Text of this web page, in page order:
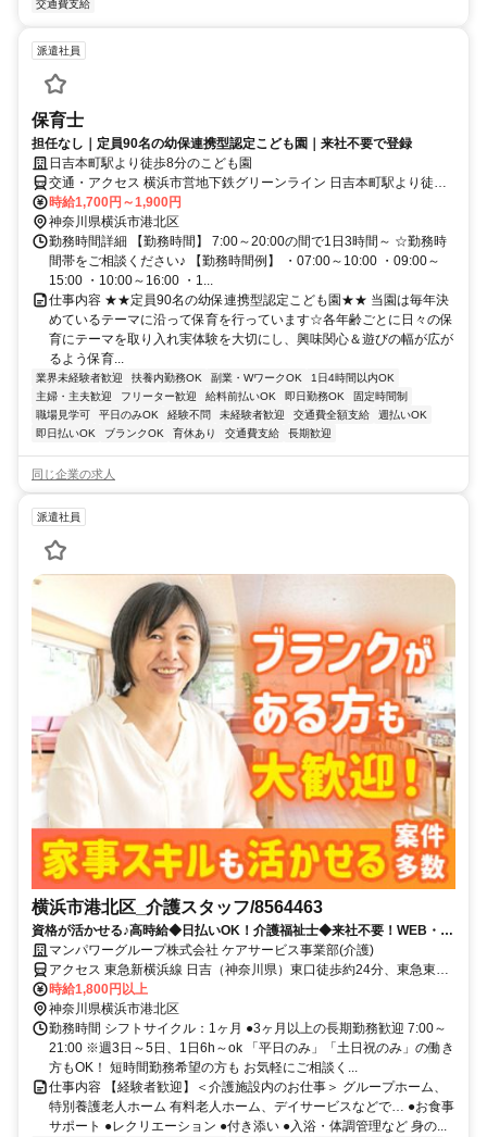
交通費支給
派遣社員
保育士
担任なし｜定員90名の幼保連携型認定こども園｜来社不要で登録
日吉本町駅より徒歩8分のこども園
交通・アクセス 横浜市営地下鉄グリーンライン 日吉本町駅より徒歩8
分
時給1,700円～1,900円
神奈川県横浜市港北区
勤務時間詳細 【勤務時間】 7:00～20:00の間で1日3時間～ ☆勤務時
間帯をご相談ください♪ 【勤務時間例】 ・07:00～10:00 ・09:00～
15:00 ・10:00～16:00 ・1...
仕事内容 ★★定員90名の幼保連携型認定こども園★★ 当園は毎年決
めているテーマに沿って保育を行っています☆各年齢ごとに日々の保
育にテーマを取り入れ実体験を大切にし、興味関心＆遊びの幅が広が
るよう保育...
業界未経験者歓迎 扶養内勤務OK 副業・WワークOK
1日4時間以内OK
主婦・主夫歓迎
フリーター歓迎 給料前払いOK 即日勤務OK
固定時間制
職場見学可
平日のみOK 経験不問 未経験者歓迎 交通費全額支給
週払いOK
即日払いOK
ブランクOK 育休あり 交通費支給 長期歓迎
同じ企業の求人
派遣社員
横浜市港北区_介護スタッフ/8564463
資格が活かせる♪高時給◆日払いOK！介護福祉士◆来社不要！WEB・電
話登録ＯＫ◎
マンパワーグループ株式会社 ケアサービス事業部(介護)
アクセス 東急新横浜線 日吉（神奈川県）東口徒歩約24分、東急東横
線 日吉（神奈川県）東口徒歩約24分、東急目黒線 日吉（神奈川県）
東口徒歩約24分 車・バイク通勤OK（派遣先による）
時給1,800円以上
神奈川県横浜市港北区
勤務時間 シフトサイクル：1ヶ月 ●3ヶ月以上の長期勤務歓迎 7:00～
21:00 ※週3日～5日、1日6h～ok 「平日のみ」「土日祝のみ」の働き
方もOK！ 短時間勤務希望の方も お気軽にご相談く...
仕事内容 【経験者歓迎】＜介護施設内のお仕事＞ グループホーム、
特別養護老人ホーム 有料老人ホーム、デイサービスなどで… ●お食事
サポート ●レクリエーション ●付き添い ●入浴・体調管理など 身の...